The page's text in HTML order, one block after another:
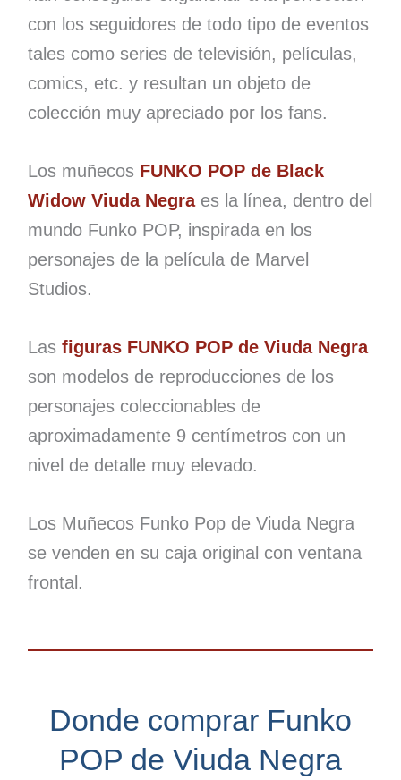
con los seguidores de todo tipo de eventos
tales como series de televisión, películas,
comics, etc. y resultan un objeto de
colección muy apreciado por los fans.
Los muñecos FUNKO POP de Black
Widow Viuda Negraes la línea, dentro del
mundo Funko POP, inspirada en los
personajes de la película de Marvel
Studios.
Las figuras FUNKO POP de Viuda Negra
son modelos de reproducciones de los
personajes coleccionables de
aproximadamente 9 centímetros con un
nivel de detalle muy elevado.
Los Muñecos Funko Pop de Viuda Negra
se venden en su caja original con ventana
frontal.
Donde comprar Funko
POP de Viuda Negra